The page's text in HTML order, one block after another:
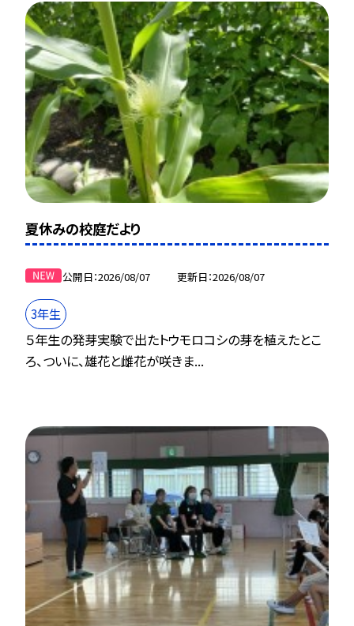
夏休みの校庭だより
公開日 2026/08/07 更新日 2026/08/07
3年生
５年生の発芽実験で出たトウモロコシの芽を植えたとこ
ろ、ついに、雄花と雌花が咲きま...